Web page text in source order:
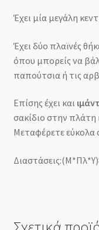
Έχει μία μεγάλη
Έχει δύο πλαϊνές
όπου μπορείς να
παπούτσια ή τις
Επίσης έχει και
σακίδιο στην πλάτη
Μεταφέρετε εύκολα